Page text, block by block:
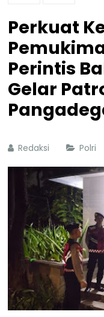
Perkuat
Perintis
Gelar
Redaksi Polri